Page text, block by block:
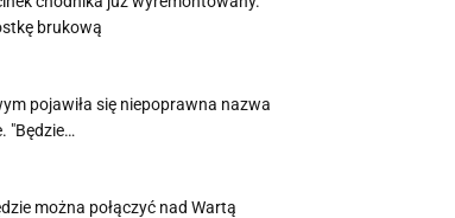
brukową
pojawiła się niepoprawna nazwa
"Będzie…
można połączyć nad Wartą